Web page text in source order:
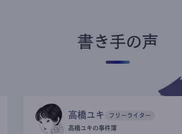
書き手の声
高橋ユキ フリーライター
高橋ユキの事件簿